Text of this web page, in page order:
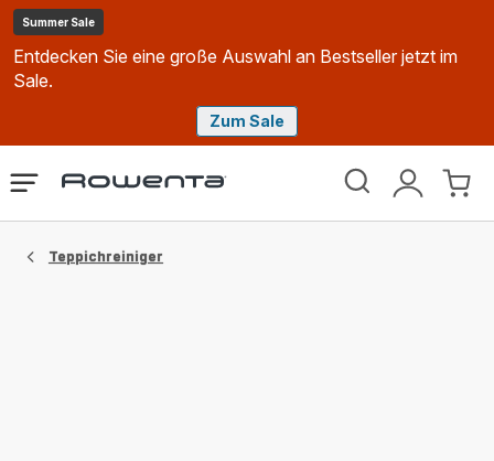
Summer Sale
Entdecken Sie eine große Auswahl an Bestseller jetzt im
Sale.
Zum Sale
Rowenta
Mein
Mein
Das
Teppichreiniger